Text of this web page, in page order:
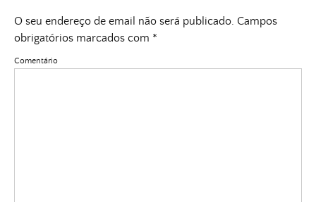
O seu endereço de email não será publicado. Campos
obrigatórios marcados com *
Comentário